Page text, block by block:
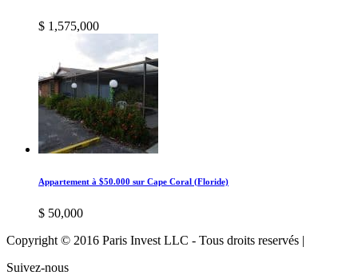
$ 1,575,000
Appartement à $50.000 sur Cape Coral (Floride)
$ 50,000
Copyright © 2016 Paris Invest LLC - Tous droits reservés |
Suivez-nous